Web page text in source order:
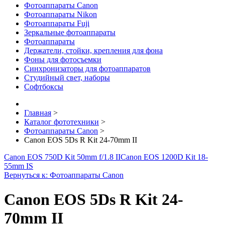
Фотоаппараты Canon
Фотоаппараты Nikon
Фотоаппараты Fuji
Зеркальные фотоаппараты
Фотоаппараты
Держатели, стойки, крепления для фона
Фоны для фотосъемки
Синхронизаторы для фотоаппаратов
Студийный свет, наборы
Софтбоксы
Главная >
Каталог фототехники >
Фотоаппараты Canon >
Canon EOS 5Ds R Kit 24-70mm II
Canon EOS 750D Kit 50mm f/1.8 IICanon EOS 1200D Kit 18-
55mm IS
Вернуться к: Фотоаппараты Canon
Canon EOS 5Ds R Kit 24-
70mm II